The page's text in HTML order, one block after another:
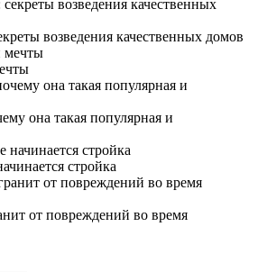
возведения качественных домов
она такая популярная и
стройка
от повреждений во время